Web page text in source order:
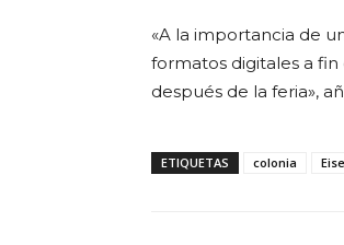
«A la importancia de
formatos digitales a
después de la feria»,
ETIQUETAS colonia